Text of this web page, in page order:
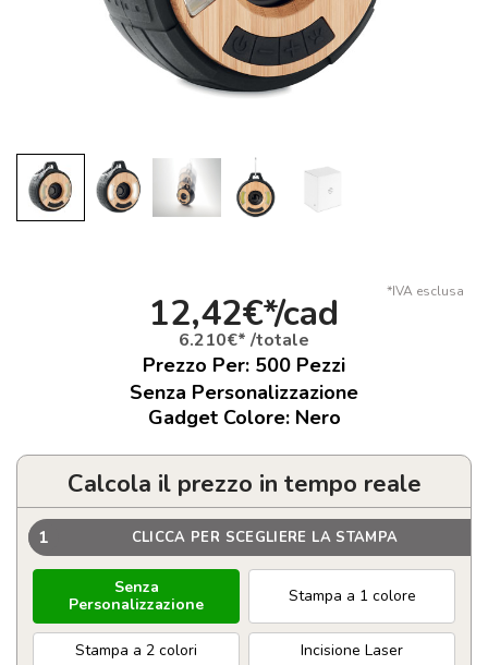
*IVA esclusa
12,42€*/cad
6.210€* /totale
Prezzo Per: 500 Pezzi
Senza Personalizzazione
Gadget Colore: Nero
Calcola il prezzo in tempo reale
1 CLICCA PER SCEGLIERE LA STAMPA
Senza
Personalizzazione
Stampa a 1 colore
Stampa a 2 colori Incisione Laser